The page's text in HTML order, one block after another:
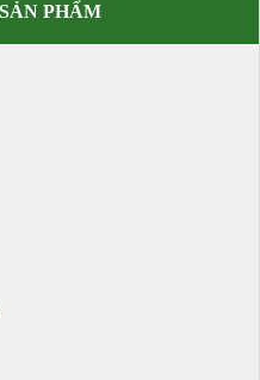
PHẨM